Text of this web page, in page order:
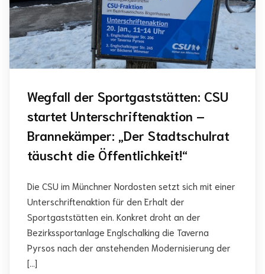
Wegfall der Sportgaststätten: CSU
startet Unterschriftenaktion –
Brannekämper: „Der Stadtschulrat
täuscht die Öffentlichkeit!“
Die CSU im Münchner Nordosten setzt sich mit einer
Unterschriftenaktion für den Erhalt der
Sportgaststätten ein. Konkret droht an der
Bezirkssportanlage Englschalking die Taverna
Pyrsos nach der anstehenden Modernisierung der
[…]